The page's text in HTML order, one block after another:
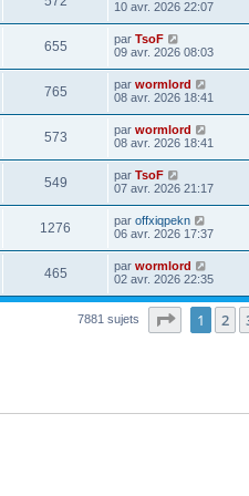
10 avr. 2026 22:07
655 par TsoF
09 avr. 2026 08:03
765 par wormlord
08 avr. 2026 18:41
573 par wormlord
08 avr. 2026 18:41
549 par TsoF
07 avr. 2026 21:17
1276 par offxiqpekn
06 avr. 2026 17:37
465 par wormlord
02 avr. 2026 22:35
7881 sujets Page sur
1 2